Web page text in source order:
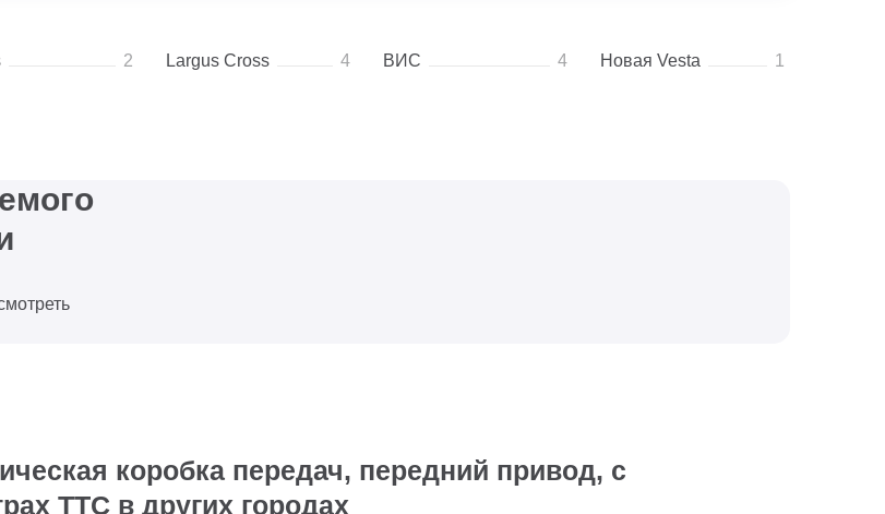
2 Largus Cross 4 ВИС 4 Новая Vesta 1
коробка передач, передний привод, с
ТТС в других городах